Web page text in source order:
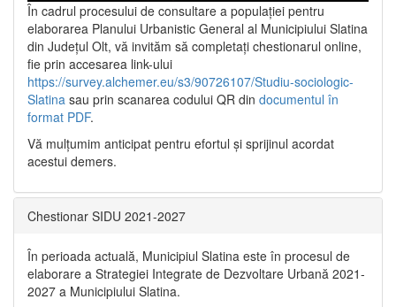
În cadrul procesului de consultare a populaţiei pentru
elaborarea Planului Urbanistic General al Municipiului Slatina
din Județul Olt, vă invităm să completați chestionarul online,
fie prin accesarea link-ului
https://survey.alchemer.eu/s3/90726107/Studiu-sociologic-
Slatina sau prin scanarea codului QR din documentul în
format PDF.
Vă mulţumim anticipat pentru efortul şi sprijinul acordat
acestui demers.
Chestionar SIDU 2021-2027
În perioada actuală, Municipiul Slatina este în procesul de
elaborare a Strategiei Integrate de Dezvoltare Urbană 2021‐
2027 a Municipiului Slatina.